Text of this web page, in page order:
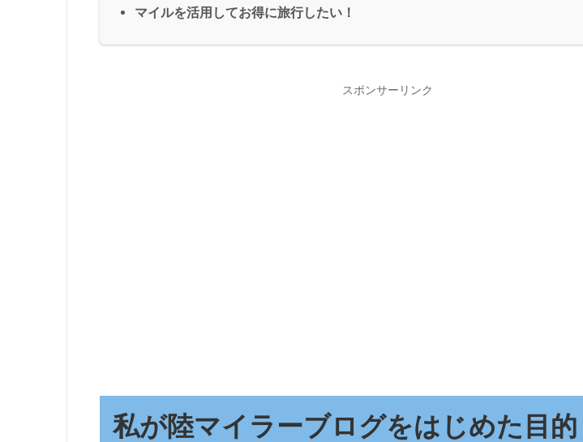
マイルを活用してお得に旅行したい！
スポンサーリンク
私が陸マイラーブログをはじめた目的